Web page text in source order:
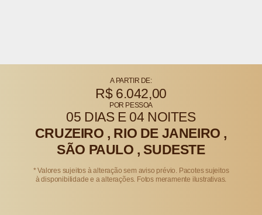
A PARTIR DE:
R$ 6.042,00
POR PESSOA
05 DIAS E 04 NOITES
CRUZEIRO , RIO DE JANEIRO ,
SÃO PAULO , SUDESTE
* Valores sujeitos à alteração sem aviso prévio. Pacotes sujeitos
à disponibilidade e a alterações. Fotos meramente ilustrativas.